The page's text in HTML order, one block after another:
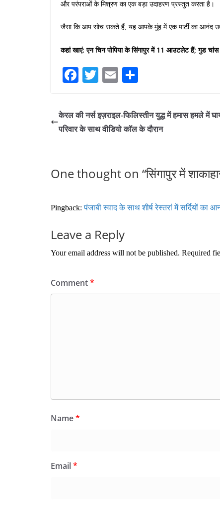
और परंपराओं के मिश्रण का एक बड़ा उदाहरण प्रस्तुत करता है।
जैसा कि आप सोच सकते हैं, यह आपके मुंह में एक पार्टी का आनंद
कहां खाएं: एन चिन पोपिया के सिंगापुर में 11 आउटलेट हैं; गुड चांस
Fa
bo
ok
T
r
E
ail
re
केरल की नर्स इज़राइल-फिलिस्तीन युद्ध में हमास हमले में
परिवार के साथ वीडियो कॉल के दौरान
One thought on “सिंगापुर में
Pingback:पंजाबी स्वाद के साथ शीर्ष रेस्तरां में सर्दियों
Leave a Reply
Your email address will not be published. Required
Comment*
Name*
Email*